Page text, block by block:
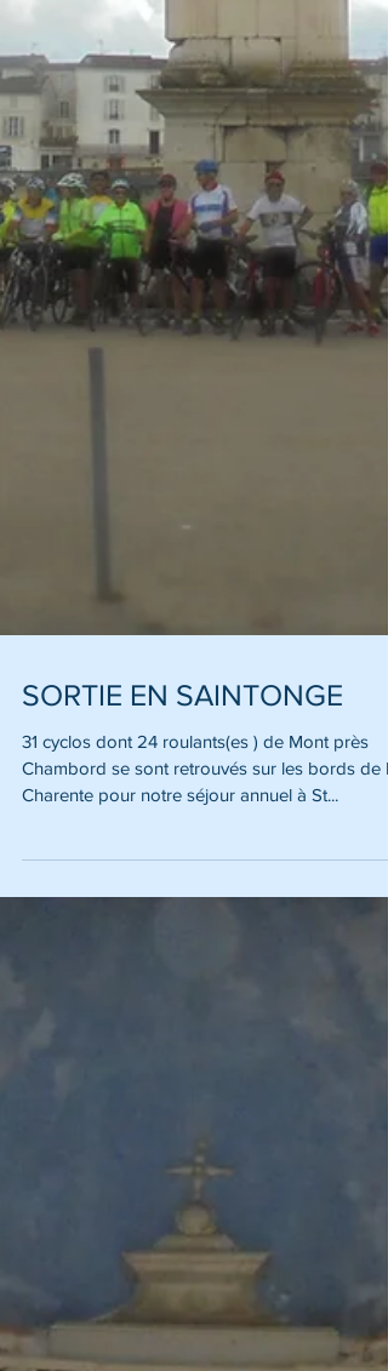
SORTIE EN SAINTONGE
31 cyclos dont 24 roulants(es ) de Mont près
Chambord se sont retrouvés sur les bords de la